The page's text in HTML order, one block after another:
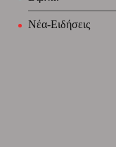
Νέα-Ειδήσεις